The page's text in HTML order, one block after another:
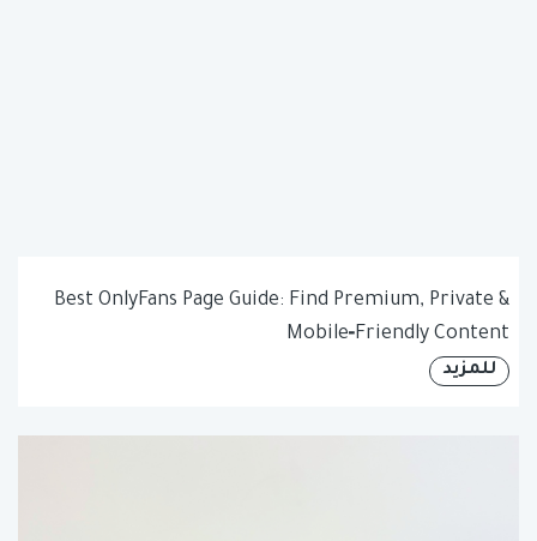
Best OnlyFans Page Guide: Find Premium, Private &
Mobile‑Friendly Content
للمزيد